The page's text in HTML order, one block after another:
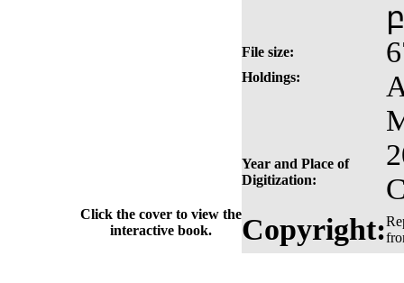
File size:
Holdings:
Year and Place of
Digitization:
Click the cover to view the
interactive book.
Copyright: